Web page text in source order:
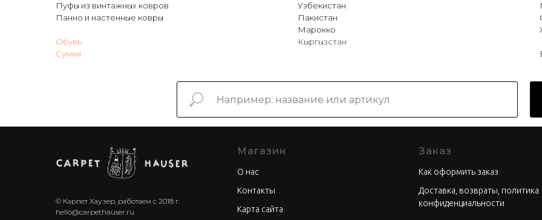
Пуфы из винтажных ковров
Панно и настенные ковры
Обувь
Сумки
Узбекистан
Пакистан
Марокко
Кыргызстан
© Карпет Хаузер, работаем с 2018 г.
hello@carpethauser.ru
Магазин
О нас
Контакты
Карта сайта
Заказ
Как оформить заказ
Доставка, возвраты, политика
конфиденциальности